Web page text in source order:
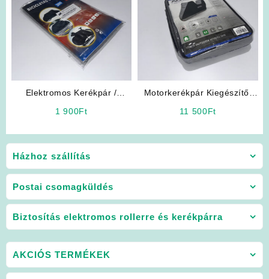
Házhoz szállítás
Postai csomagküldés
Biztosítás elektromos rollerre és kerékpárra
Elektromos Kerékpár /
1 900Ft
Motorkerékpár Kiegészítő:
11 500Ft
AKCIÓS TERMÉKEK